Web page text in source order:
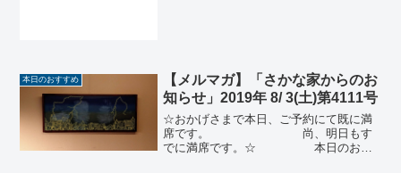
本日のおすすめ
【メルマガ】「さかな家からのお
知らせ」2019年 8/ 3(土)第4111号
☆おかげさまで本日、ご予約にて既に満
席です。 尚、明日もす
でに満席です。☆ 本日のおす